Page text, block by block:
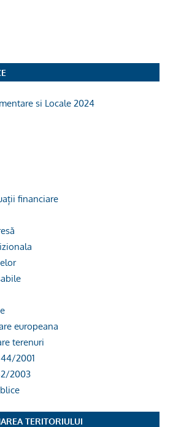
si Locale 2024
financiare
europeana
terenuri
2001
2003
TERITORIULUI